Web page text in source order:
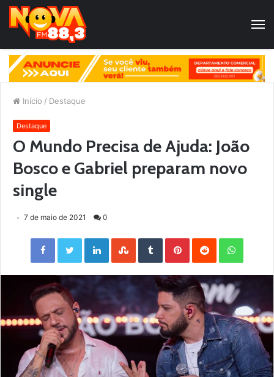
Início / Destaque
Destaque
O Mundo Precisa de Ajuda: João
Bosco e Gabriel preparam novo
single
7 de maio de 2021 0
Facebook Twitter LinkedIn StumbleUpon Tumblr Pinterest Reddit